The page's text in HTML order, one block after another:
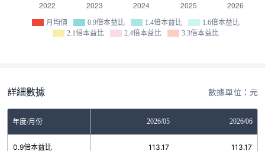
月均價 0.9倍本益比 1.4倍本益比
1.6倍本益比
2.1倍本益比
2.4倍本益比 3.3倍本益比
詳細數據 數據單位：元
年度/月份 2026/05 2026/06
0.9倍本益比 113.17 113.17